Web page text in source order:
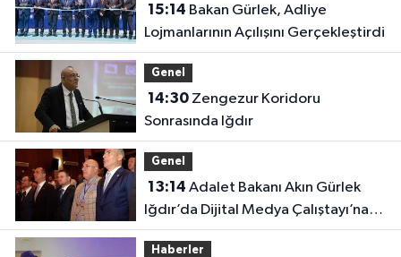
15:14
Lojmanlarının Açılışını Gerçekleştirdi
Genel
14:30Zengezur Koridoru
Sonrasında Iğdır
Genel
13:14
Iğdır’da Dijital Medya Çalıştayı’na
Katıldı
Haberler